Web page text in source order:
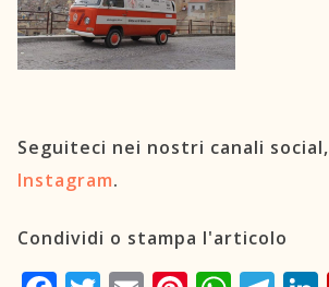
Seguiteci nei nostri canali social,
Instagram.
Condividi o stampa l'articolo